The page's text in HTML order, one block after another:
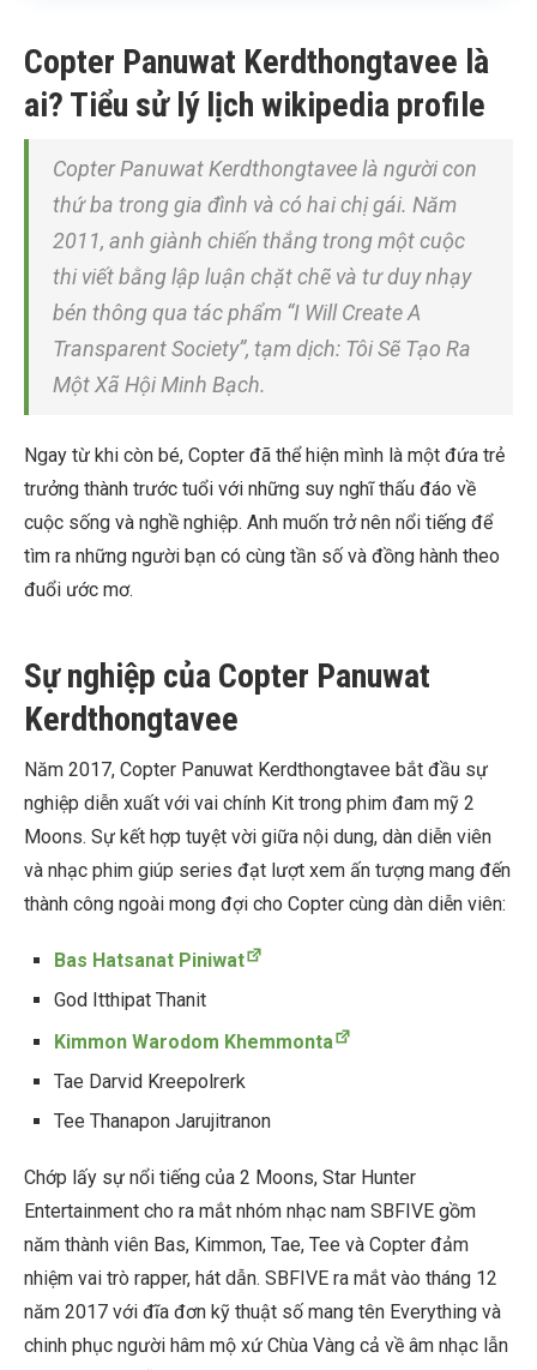
Copter Panuwat Kerdthongtavee là
ai? Tiểu sử lý lịch wikipedia profile
Copter Panuwat Kerdthongtavee là người con
thứ ba trong gia đình và có hai chị gái. Năm
2011, anh giành chiến thắng trong một cuộc
thi viết bằng lập luận chặt chẽ và tư duy nhạy
bén thông qua tác phẩm “I Will Create A
Transparent Society”, tạm dịch: Tôi Sẽ Tạo Ra
Một Xã Hội Minh Bạch.
Ngay từ khi còn bé, Copter đã thể hiện mình là một đứa trẻ
trưởng thành trước tuổi với những suy nghĩ thấu đáo về
cuộc sống và nghề nghiệp. Anh muốn trở nên nổi tiếng để
tìm ra những người bạn có cùng tần số và đồng hành theo
đuổi ước mơ.
Sự nghiệp của Copter Panuwat
Kerdthongtavee
Năm 2017, Copter Panuwat Kerdthongtavee bắt đầu sự
nghiệp diễn xuất với vai chính Kit trong phim đam mỹ 2
Moons. Sự kết hợp tuyệt vời giữa nội dung, dàn diễn viên
và nhạc phim giúp series đạt lượt xem ấn tượng mang đến
thành công ngoài mong đợi cho Copter cùng dàn diễn viên:
Bas Hatsanat Piniwat
God Itthipat Thanit
Kimmon Warodom Khemmonta
Tae Darvid Kreepolrerk
Tee Thanapon Jarujitranon
Chớp lấy sự nổi tiếng của 2 Moons, Star Hunter
Entertainment cho ra mắt nhóm nhạc nam SBFIVE gồm
năm thành viên Bas, Kimmon, Tae, Tee và Copter đảm
nhiệm vai trò rapper, hát dẫn. SBFIVE ra mắt vào tháng 12
năm 2017 với đĩa đơn kỹ thuật số mang tên Everything và
chinh phục người hâm mộ xứ Chùa Vàng cả về âm nhạc lẫn